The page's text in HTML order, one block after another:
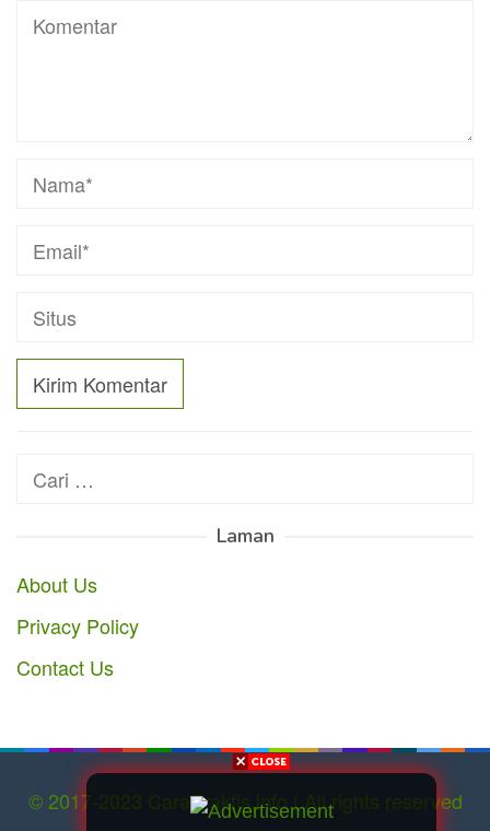
Cari
Laman
About Us
Privacy Policy
Contact Us
© 2017-2023 CaraPraktis.info | All rights reserved